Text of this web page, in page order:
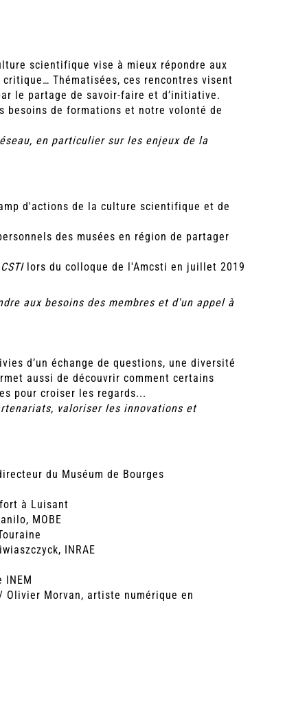
scientifique vise à mieux répondre aux
Thématisées, ces rencontres visent
le partage de savoir-faire et d’initiative.
besoins de formations et notre volonté de
en particulier sur les enjeux de la
d'actions de la culture scientifique et de
des musées en région de partager
lors du colloque de l'Amcsti en juillet 2019
aux besoins des membres et d'un appel à
d’un échange de questions, une diversité
aussi de découvrir comment certains
pour croiser les regards...
valoriser les innovations et
du Muséum de Bourges
à Luisant
MOBE
INRAE
INEM
Morvan, artiste numérique en